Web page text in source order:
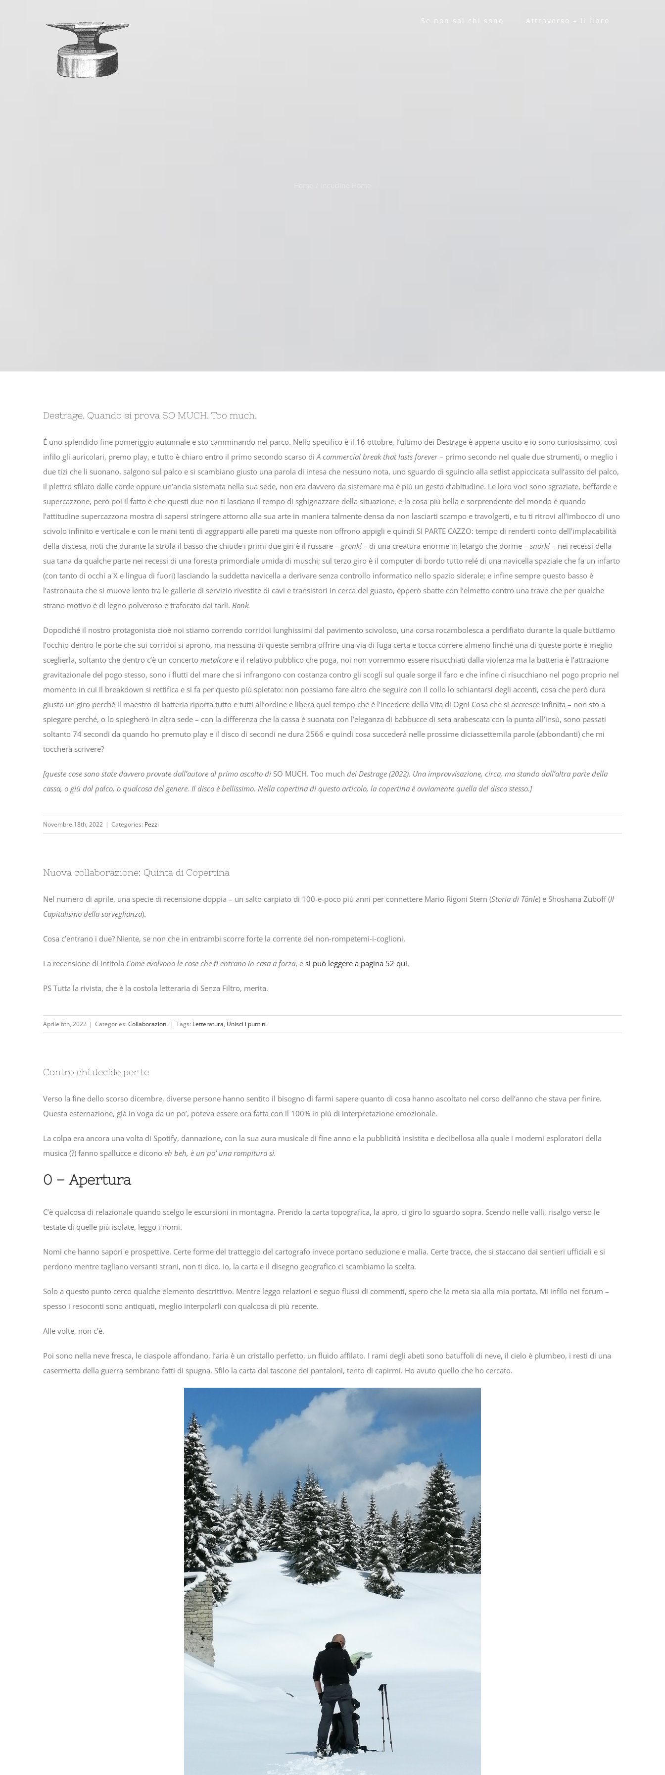
Se non sai chi sono Attraverso – Il libro
Destrage. Quando si prova SO MUCH. Too much.
È uno splendido fine pomeriggio autunnale e sto camminando nel parco. Nello specifico è il 16 ottobre, l’ultimo dei Destrage è appena uscito e io sono curiosissimo, così
infilo gli auricolari, premo play, e tutto è chiaro entro il primo secondo scarso diA commercial break that lasts forever– primo secondo nel quale due strumenti, o meglio i
due tizi che li suonano, salgono sul palco e si scambiano giusto una parola di intesa che nessuno nota, uno sguardo di sguincio alla setlist appiccicata sull’assito del palco,
il plettro sfilato dalle corde oppure un’ancia sistemata nella sua sede, non era davvero da sistemare ma è più un gesto d’abitudine. Le loro voci sono sgraziate, beffarde e
supercazzone, però poi il fatto è che questi due non ti lasciano il tempo di sghignazzare della situazione, e la cosa più bella e sorprendente del mondo è quando
l’attitudine supercazzona mostra di sapersi stringere attorno alla sua arte in maniera talmente densa da non lasciarti scampo e travolgerti, e tu ti ritrovi all’imbocco di uno
scivolo infinito e verticale e con le mani tenti di aggrapparti alle pareti ma queste non offrono appigli e quindi SI PARTE CAZZO: tempo di renderti conto dell’implacabilità
della discesa, noti che durante la strofa il basso che chiude i primi due giri è il russare – gronk! – di una creatura enorme in letargo che dorme – snork! – nei recessi della
sua tana da qualche parte nei recessi di una foresta primordiale umida di muschi; sul terzo giro è il computer di bordo tutto relé di una navicella spaziale che fa un infarto
(con tanto di occhi a X e lingua di fuori) lasciando la suddetta navicella a derivare senza controllo informatico nello spazio siderale; e infine sempre questo basso è
l’astronauta che si muove lento tra le gallerie di servizio rivestite di cavi e transistori in cerca del guasto, épperò sbatte con l’elmetto contro una trave che per qualche
strano motivo è di legno polveroso e traforato dai tarli. Bonk.
Dopodiché il nostro protagonista cioè noi stiamo correndo corridoi lunghissimi dal pavimento scivoloso, una corsa rocambolesca a perdifiato durante la quale buttiamo
l’occhio dentro le porte che sui corridoi si aprono, ma nessuna di queste sembra offrire una via di fuga certa e tocca correre almeno finché una di queste porte è meglio
sceglierla, soltanto che dentro c’è un concerto metalcore e il relativo pubblico che poga, noi non vorremmo essere risucchiati dalla violenza ma la batteria è l’attrazione
gravitazionale del pogo stesso, sono i flutti del mare che si infrangono con costanza contro gli scogli sul quale sorge il faro e che infine ci risucchiano nel pogo proprio nel
momento in cui il breakdown si rettifica e si fa per questo più spietato: non possiamo fare altro che seguire con il collo lo schiantarsi degli accenti, cosa che però dura
giusto un giro perché il maestro di batteria riporta tutto e tutti all’ordine e libera quel tempo che è l’incedere della Vita di Ogni Cosa che si accresce infinita – non sto a
spiegare perché, o lo spiegherò in altra sede – con la differenza che la cassa è suonata con l’eleganza di babbucce di seta arabescata con la punta all’insù, sono passati
soltanto 74 secondi da quando ho premuto play e il disco di secondi ne dura 2566 e quindi cosa succederà nelle prossime diciassettemila parole (abbondanti) che mi
toccherà scrivere?
[queste cose sono state davvero provate dall’autore al primo ascolto di SO MUCH. Too much dei Destrage (2022). Una improvvisazione, circa, ma stando dall’altra parte della
cassa, o giù dal palco, o qualcosa del genere. Il disco è bellissimo. Nella copertina di questo articolo, la copertina è ovviamente quella del disco stesso.]
Novembre 18th, 2022 | Categories: Pezzi
Nuova collaborazione: Quinta di Copertina
Nel numero di aprile, una specie di recensione doppia – un salto carpiato di 100-e-poco più anni per connettere Mario Rigoni Stern (Storia di Tönle) e Shoshana Zuboff (Il
Capitalismo della sorveglianza).
Cosa c’entrano i due? Niente, se non che in entrambi scorre forte la corrente del non-rompetemi-i-coglioni.
La recensione di intitola Come evolvono le cose che ti entrano in casa a forza, e si può leggere a pagina 52 qui.
PS Tutta la rivista, che è la costola letteraria di Senza Filtro, merita.
Aprile 6th, 2022 | Categories: Collaborazioni | Tags: Letteratura, Unisci i puntini
Contro chi decide per te
Verso la fine dello scorso dicembre, diverse persone hanno sentito il bisogno di farmi sapere quanto di cosa hanno ascoltato nel corso dell’anno che stava per finire.
Questa esternazione, già in voga da un po’, poteva essere ora fatta con il 100% in più di interpretazione emozionale.
La colpa era ancora una volta di Spotify, dannazione, con la sua aura musicale di fine anno e la pubblicità insistita e decibellosa alla quale i moderni esploratori della
musica (?) fanno spallucce e dicono eh beh, è un po’ una rompitura sì.
0 – Apertura
C’è qualcosa di relazionale quando scelgo le escursioni in montagna. Prendo la carta topografica, la apro, ci giro lo sguardo sopra. Scendo nelle valli, risalgo verso le
testate di quelle più isolate, leggo i nomi.
Nomi che hanno sapori e prospettive. Certe forme del tratteggio del cartografo invece portano seduzione e malìa. Certe tracce, che si staccano dai sentieri ufficiali e si
perdono mentre tagliano versanti strani, non ti dico. Io, la carta e il disegno geografico ci scambiamo la scelta.
Solo a questo punto cerco qualche elemento descrittivo. Mentre leggo relazioni e seguo flussi di commenti, spero che la meta sia alla mia portata. Mi infilo nei forum –
spesso i resoconti sono antiquati, meglio interpolarli con qualcosa di più recente.
Alle volte, non c’è.
Poi sono nella neve fresca, le ciaspole affondano, l’aria è un cristallo perfetto, un fluido affilato. I rami degli abeti sono batuffoli di neve, il cielo è plumbeo, i resti di una
casermetta della guerra sembrano fatti di spugna. Sfilo la carta dal tascone dei pantaloni, tento di capirmi. Ho avuto quello che ho cercato.